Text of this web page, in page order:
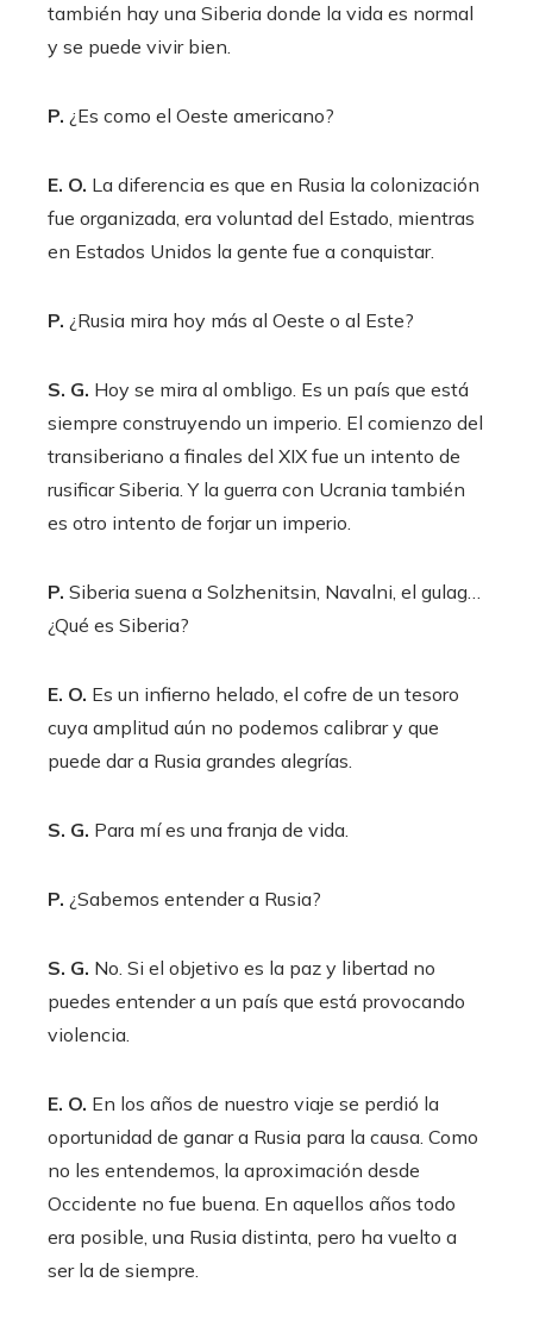
también hay una Siberia donde la vida es normal
y se puede vivir bien.
P. ¿Es como el Oeste americano?
E. O. La diferencia es que en Rusia la colonización
fue organizada, era voluntad del Estado, mientras
en Estados Unidos la gente fue a conquistar.
P. ¿Rusia mira hoy más al Oeste o al Este?
S. G. Hoy se mira al ombligo. Es un país que está
siempre construyendo un imperio. El comienzo del
transiberiano a finales del XIX fue un intento de
rusificar Siberia. Y la guerra con Ucrania también
es otro intento de forjar un imperio.
P. Siberia suena a Solzhenitsin, Navalni, el gulag…
¿Qué es Siberia?
E. O. Es un infierno helado, el cofre de un tesoro
cuya amplitud aún no podemos calibrar y que
puede dar a Rusia grandes alegrías.
S. G. Para mí es una franja de vida.
P. ¿Sabemos entender a Rusia?
S. G. No. Si el objetivo es la paz y libertad no
puedes entender a un país que está provocando
violencia.
E. O. En los años de nuestro viaje se perdió la
oportunidad de ganar a Rusia para la causa. Como
no les entendemos, la aproximación desde
Occidente no fue buena. En aquellos años todo
era posible, una Rusia distinta, pero ha vuelto a
ser la de siempre.